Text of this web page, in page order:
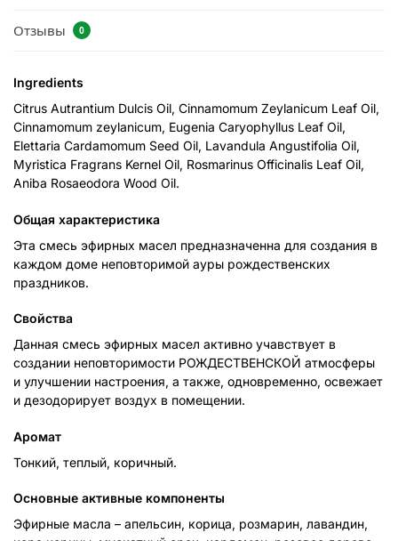
Отзывы 0
Ingredients
Citrus Autrantium Dulcis Oil, Cinnamomum Zeylanicum Leaf Oil,
Cinnamomum zeylanicum, Eugenia Caryophyllus Leaf Oil,
Elettaria Cardamomum Seed Oil, Lavandula Angustifolia Oil,
Myristica Fragrans Kernel Oil, Rosmarinus Officinalis Leaf Oil,
Aniba Rosaeodora Wood Oil.
Общая характеристика
Эта смесь эфирных масел предназначенна для создания в
каждом доме неповторимой ауры рождественских
праздников.
Свойства
Данная смесь эфирных масел активно учавствует в
создании неповторимости РОЖДЕСТВЕНСКОЙ атмосферы
и улучшении настроения, а также, одновременно, освежает
и дезодорирует воздух в помещении.
Аромат
Тонкий, теплый, коричный.
Основные активные компоненты
Эфирные масла – апельсин, корица, розмарин, лавандин,